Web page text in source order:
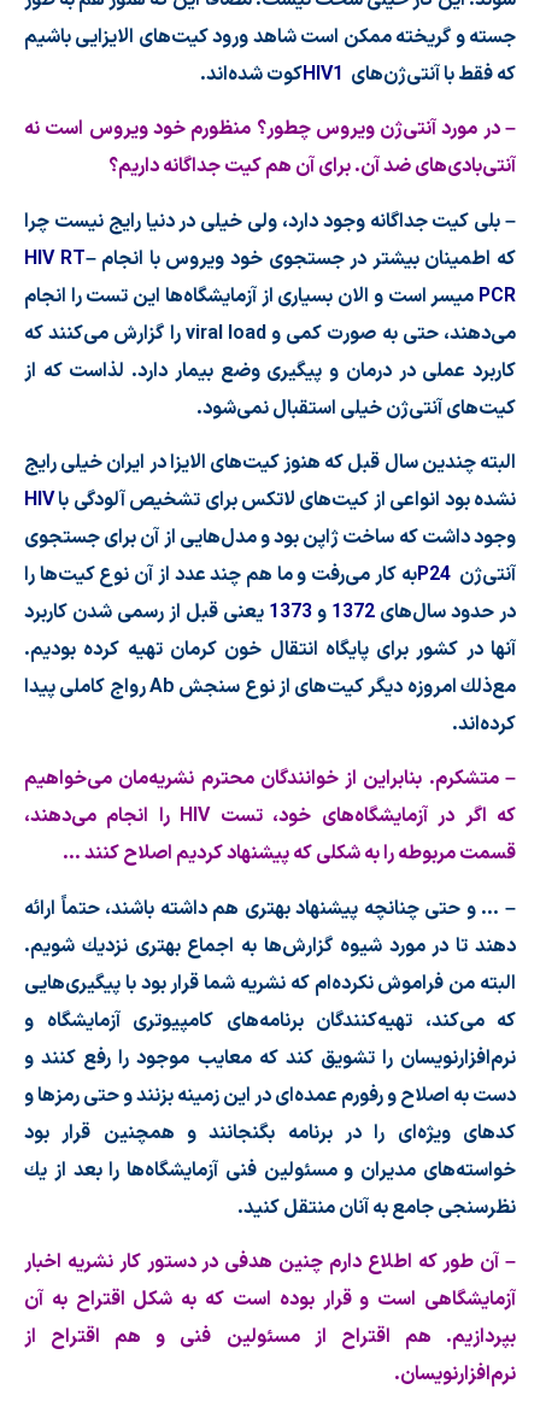
جسته و گریخته ممكن است شاهد ورود كیتهای الایزایی باشیم
كه فقط با آنتیژنهای HIV1كوت شدهاند.
– در مورد آنتیژن ویروس چطور؟ منظورم خود ویروس است نه
آنتیبادیهای ضد آن. برای آن هم كیت جداگانه داریم؟
– بلی كیت جداگانه وجود دارد، ولی خیلی در دنیا رایج نیست چرا
كه اطمینان بیشتر در جستجوی خود ویروس با انجام HIV RT–
PCR میسر است و الان بسیاری از آزمایشگاهها این تست را انجام
میدهند، حتی به صورت كمی وviral loadرا گزارش میكنند كه
كاربرد عملی در درمان و پیگیری وضع بیمار دارد. لذاست كه از
كیتهای آنتیژن خیلی استقبال نمیشود.
البته چندین سال قبل كه هنوز كیتهای الایزا در ایران خیلی رایج
نشده بود انواعی از كیتهای لاتكس برای تشخیص آلودگی باHIV
وجود داشت كه ساخت ژاپن بود و مدلهایی از آن برای جستجوی
آنتیژن P24به كار میرفت و ما هم چند عدد از آن نوع كیتها را
در حدود سالهای 1372 و1373 یعنی قبل از رسمی شدن كاربرد
آنها در كشور برای پایگاه انتقال خون كرمان تهیه كرده بودیم.
معذلك امروزه دیگر كیتهای از نوع سنجش Abرواج كاملی پیدا
كردهاند.
– متشكرم. بنابراین از خوانندگان محترم نشریهمان میخواهیم
كه اگر در آزمایشگاههای خود، تستHIV را انجام میدهند،
قسمت مربوطه را به شكلی كه پیشنهاد كردیم اصلاح كنند …
– … و حتی چنانچه پیشنهاد بهتری هم داشته باشند، حتماً ارائه
دهند تا در مورد شیوه گزارشها به اجماع بهتری نزدیك شویم.
البته من فراموش نكردهام كه نشریه شما قرار بود با پیگیریهایی
كه میكند، تهیهكنندگان برنامههای كامپیوتری آزمایشگاه و
نرمافزارنویسان را تشویق كند كه معایب موجود را رفع كنند و
دست به اصلاح و رفورم عمدهای در این زمینه بزنند و حتی رمزها و
كدهای ویژهای را در برنامه بگنجانند و همچنین قرار بود
خواستههای مدیران و مسئولین فنی آزمایشگاهها را بعد از یك
نظرسنجی جامع به آنان منتقل كنید.
– آن طور كه اطلاع دارم چنین هدفی در دستور كار نشریه اخبار
آزمایشگاهی است و قرار بوده است كه به شكل اقتراح به آن
بپردازیم. هم اقتراح از مسئولین فنی و هم اقتراح از
نرمافزارنویسان.